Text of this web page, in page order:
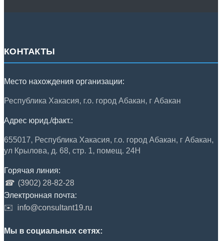
КОНТАКТЫ
Место нахождения организации:
Республика Хакасия, г.о. город Абакан, г Абакан
Адрес юрид./факт.:
655017, Республика Хакасия, г.о. город Абакан, г Абакан,
ул Крылова, д. 68, стр. 1, помещ. 24Н
Горячая линия:
☎ (3902) 28-82-28
Электронная почта:
✉️
info@consultant19.ru
Мы в социальных сетях: